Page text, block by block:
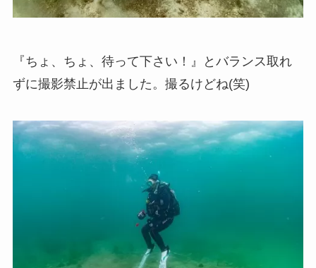
『ちょ、ちょ、待って下さい！』とバランス取れ
ずに撮影禁止が出ました。撮るけどね(笑)